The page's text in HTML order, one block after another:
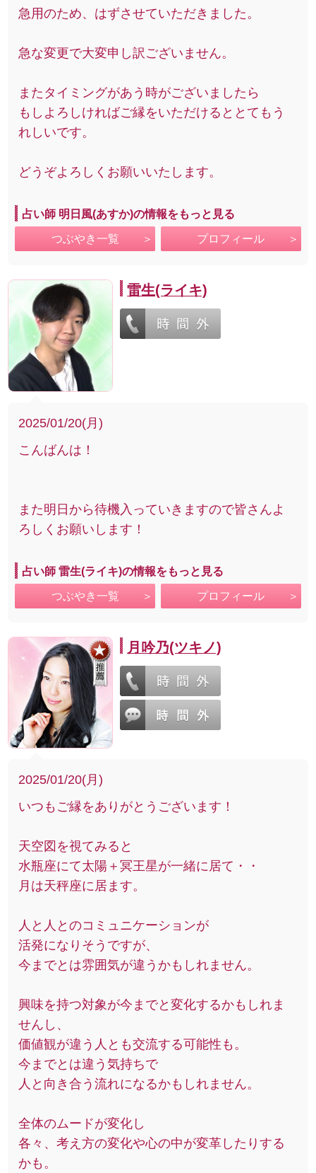
急用のため、はずさせていただきました。
急な変更で大変申し訳ございません。
またタイミングがあう時がございましたら
もしよろしければご縁をいただけるととてもう
れしいです。
どうぞよろしくお願いいたします。
占い師 明日風(あすか)の情報をもっと見る
つぶやき一覧 プロフィール
雷生(ライキ)
2025/01/20(月)
こんばんは！
また明日から待機入っていきますので皆さんよ
ろしくお願いします！
占い師 雷生(ライキ)の情報をもっと見る
つぶやき一覧 プロフィール
月吟乃(ツキノ)
2025/01/20(月)
いつもご縁をありがとうございます！
天空図を視てみると
水瓶座にて太陽＋冥王星が一緒に居て・・
月は天秤座に居ます。
人と人とのコミュニケーションが
活発になりそうですが、
今までとは雰囲気が違うかもしれません。
興味を持つ対象が今までと変化するかもしれま
せんし、
価値観が違う人とも交流する可能性も。
今までとは違う気持ちで
人と向き合う流れになるかもしれません。
全体のムードが変化し
各々、考え方の変化や心の中が変革したりする
かも。